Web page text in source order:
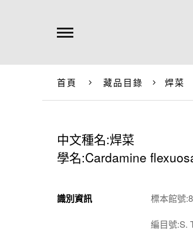
首頁 藏品目錄 焊菜
中文種名:焊菜
學名:Cardamine
識別資訊 標本館號
編目號:S.